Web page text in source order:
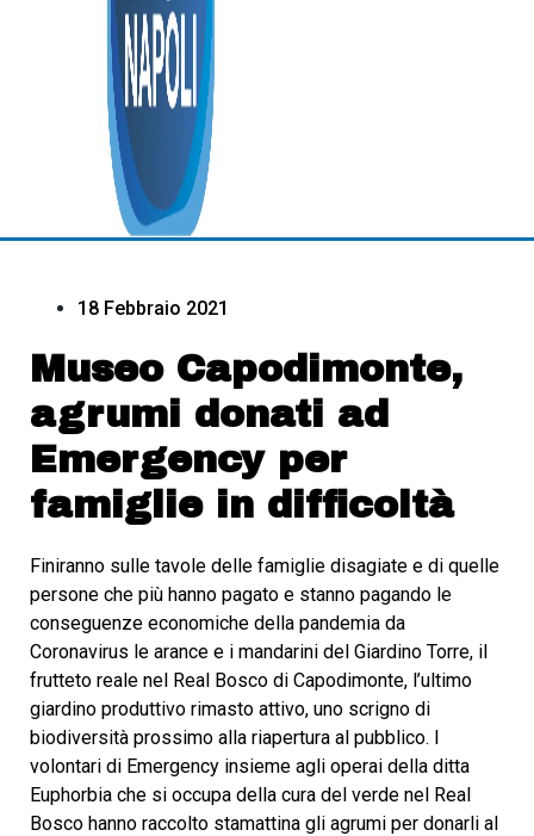
18 Febbraio 2021
Museo Capodimonte,
agrumi donati ad
Emergency per
famiglie in difficoltà
Finiranno sulle tavole delle famiglie disagiate e di quelle
persone che più hanno pagato e stanno pagando le
conseguenze economiche della pandemia da
Coronavirus le arance e i mandarini del Giardino Torre, il
frutteto reale nel Real Bosco di Capodimonte, l’ultimo
giardino produttivo rimasto attivo, uno scrigno di
biodiversità prossimo alla riapertura al pubblico. I
volontari di Emergency insieme agli operai della ditta
Euphorbia che si occupa della cura del verde nel Real
Bosco hanno raccolto stamattina gli agrumi per donarli al